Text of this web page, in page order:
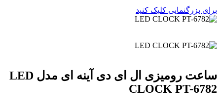
برای بزرگنمایی کلیک کنید
ساعت رومیزی ال ای دی آینه ای مدل LED
CLOCK PT-6782